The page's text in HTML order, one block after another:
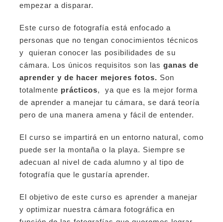
empezar a disparar.
Este curso de fotografía está enfocado a
personas que no tengan conocimientos técnicos
y quieran conocer las posibilidades de su
cámara. Los únicos requisitos son las ganas de
aprender y de hacer mejores fotos. Son
totalmente prácticos, ya que es la mejor forma
de aprender a manejar tu cámara, se dará teoría
pero de una manera amena y fácil de entender.
El curso se impartirá en un entorno natural, como
puede ser la montaña o la playa. Siempre se
adecuan al nivel de cada alumno y al tipo de
fotografía que le gustaría aprender.
El objetivo de este curso es aprender a manejar
y optimizar nuestra cámara fotográfica en